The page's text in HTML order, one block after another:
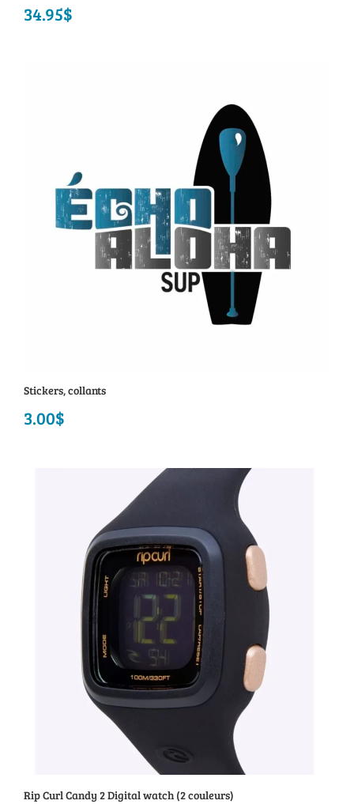
34.95$
Stickers, collants
3.00$
Rip Curl Candy 2 Digital watch (2 couleurs)